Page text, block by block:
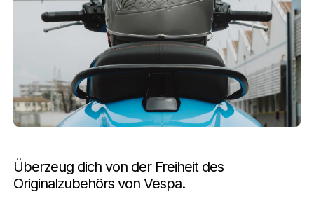
Überzeug dich von der Freiheit des
Originalzubehörs von Vespa.